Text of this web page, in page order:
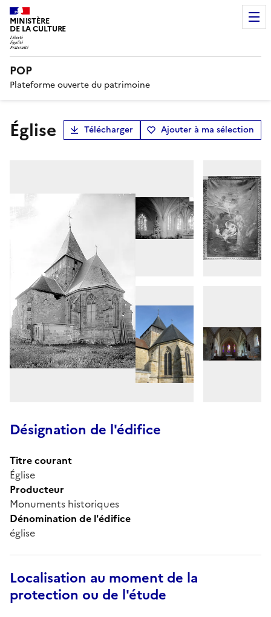
MINISTÈRE
DE LA CULTURE
POP
Plateforme ouverte du patrimoine
Église Télécharger Ajouter à ma sélection
Désignation de l'édifice
Titre courant
Église
Producteur
Monuments historiques
Dénomination de l'édifice
église
Localisation au moment de la
protection ou de l'étude